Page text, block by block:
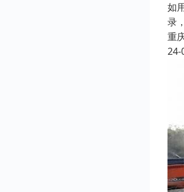
如
录
重
24-